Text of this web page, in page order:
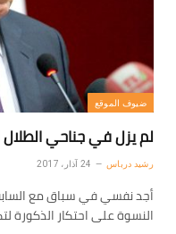
ضيوف الموقع
لم يزل في جناحي
رشيد درباس 24 آذار، 2017
أجد نفسي في سباق مع
النسوة على احتكار الذكورة